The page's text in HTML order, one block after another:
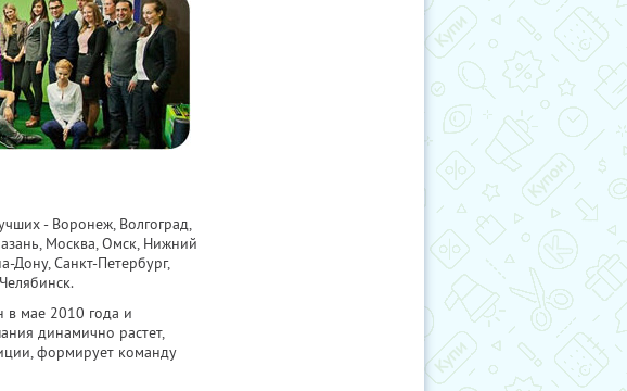
- Воронеж, Волгоград,
Москва, Омск, Нижний
Дону, Санкт-Петербург,
в мае 2010 года и
динамично растет,
формирует команду